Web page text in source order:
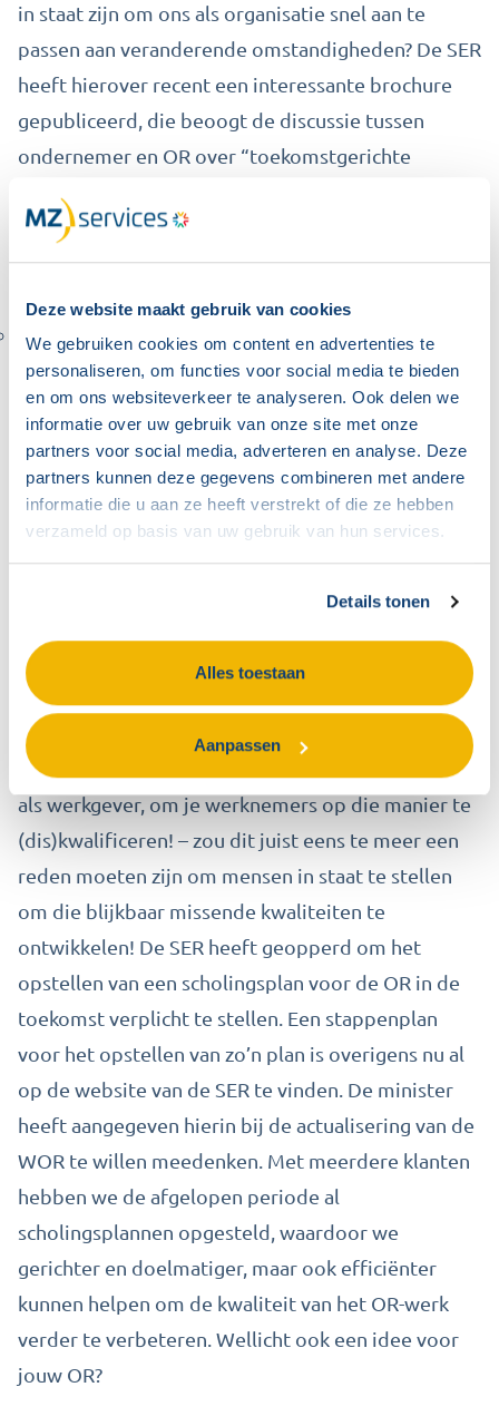
Deze website maakt gebruik van cookies
We gebruiken cookies om content en advertenties te
personaliseren, om functies voor social media te bieden
en om ons websiteverkeer te analyseren. Ook delen we
informatie over uw gebruik van onze site met onze
partners voor social media, adverteren en analyse. Deze
partners kunnen deze gegevens combineren met andere
informatie die u aan ze heeft verstrekt of die ze hebben
verzameld op basis van uw gebruik van hun services.
Details tonen
Alles toestaan
Aanpassen
in staat zijn om ons als organisatie snel aan te
passen aan veranderende omstandigheden? De SER
heeft hierover recent een interessante brochure
gepubliceerd, die beoogt de discussie tussen
ondernemer en OR over “toekomstgerichte
ongelooflijk tof om hier samen met al onze klanten
een bijdrage aan te kunnen leveren!
Scholingsrecht? Scholingsplicht!
Uit de al aangehaalde SEO-rapportage (over de
naleving van de WOR) blijkt dat verreweg de
meeste OR’en niet maximaal gebruik maken van
het minimale scholingsrecht zoals dat in de WOR
geen OR hebben ingesteld, geeft aan dat een reden
weinig kennis, “meedenkend vermogen” en
vaardigheden om als sparringpartner te kunnen
fungeren. Buiten het feit dat ik dit een behoorlijk
aanmatigende stelling vind – je moet maar durven,
als werkgever, om je werknemers op die manier te
(dis)kwalificeren! – zou dit juist eens te meer een
reden moeten zijn om mensen in staat te stellen
om die blijkbaar missende kwaliteiten te
ontwikkelen! De SER heeft geopperd om het
opstellen van een scholingsplan voor de OR in de
toekomst verplicht te stellen. Een stappenplan
voor het opstellen van zo’n plan is overigens nu al
op de website van de SER te vinden. De minister
heeft aangegeven hierin bij de actualisering van de
WOR te willen meedenken. Met meerdere klanten
hebben we de afgelopen periode al
scholingsplannen opgesteld, waardoor we
gerichter en doelmatiger, maar ook efficiënter
kunnen helpen om de kwaliteit van het OR-werk
verder te verbeteren. Wellicht ook een idee voor
jouw OR?